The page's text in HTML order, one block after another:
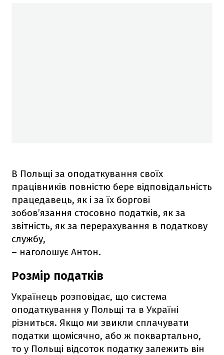
В Польщі за оподаткування своїх
працівників повністю бере відповідальність
працедавець, як і за їх боргові
зобов’язання стосовно податків, як за
звітність, як за перерахування в податкову
службу,
– наголошує Антон.
Розмір податків
Українець розповідає, що система
оподаткування у Польщі та в Україні
різниться. Якщо ми звикли сплачувати
податки щомісячно, або ж поквартально,
то у Польщі відсоток податку залежить він